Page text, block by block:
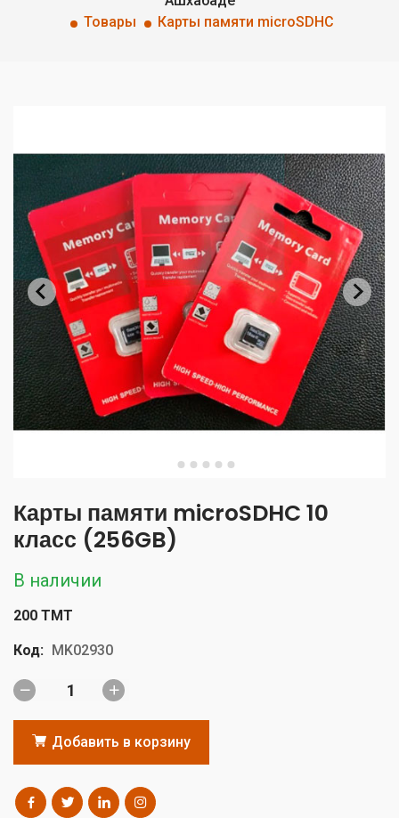
Товары
Карты памяти microSDHC
Карты памяти microSDHC 10
класс (256GB)
В наличии
200 TMT
Код: MK02930
Добавить в корзину